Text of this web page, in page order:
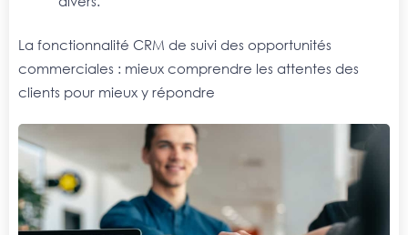
La fonctionnalité CRM de suivi des opportunités
commerciales : mieux comprendre les attentes des
clients pour mieux y répondre